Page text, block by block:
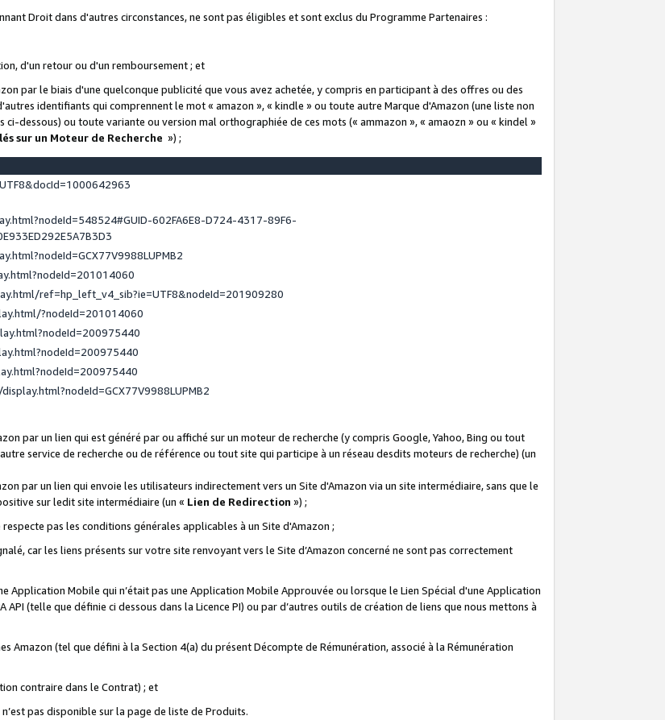
Droit dans d'autres circonstances, ne sont pas éligibles et sont exclus du Programme Partenaires :
d'un retour ou d'un remboursement ; et
par le biais d'une quelconque publicité que vous avez achetée, y compris en participant à des offres ou des
identifiants qui comprennent le mot « amazon », « kindle » ou toute autre Marque d'Amazon (une liste non
ci-dessous) ou toute variante ou version mal orthographiée de ces mots (« ammazon », « amaozn » ou « kindel »
sur un Moteur de Recherche ») ;
602FA6E8-D724-4317-89F6-
ref=hp_left_v4_sib?ie=UTF8&nodeId=201909280
?nodeId=201014060
par un lien qui est généré par ou affiché sur un moteur de recherche (y compris Google, Yahoo, Bing ou tout
service de recherche ou de référence ou tout site qui participe à un réseau desdits moteurs de recherche) (un
par un lien qui envoie les utilisateurs indirectement vers un Site d'Amazon via un site intermédiaire, sans que le
sur ledit site intermédiaire (un « Lien de Redirection ») ;
pas les conditions générales applicables à un Site d'Amazon ;
car les liens présents sur votre site renvoyant vers le Site d’Amazon concerné ne sont pas correctement
Application Mobile qui n’était pas une Application Mobile Approuvée ou lorsque le Lien Spécial d'une Application
API (telle que définie ci dessous dans la Licence PI) ou par d’autres outils de création de liens que nous mettons à
Amazon (tel que défini à la Section 4(a) du présent Décompte de Rémunération, associé à la Rémunération
contraire dans le Contrat) ; et
pas disponible sur la page de liste de Produits.